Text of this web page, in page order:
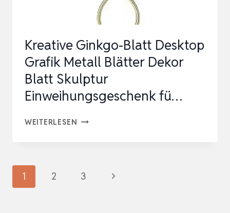
Kreative Ginkgo-Blatt Desktop
Grafik Metall Blätter Dekor
Blatt Skulptur
Einweihungsgeschenk fü…
WEITERLESEN KREATIVE
GRAFIK
Seitennavigation
1 2 3
Nächste